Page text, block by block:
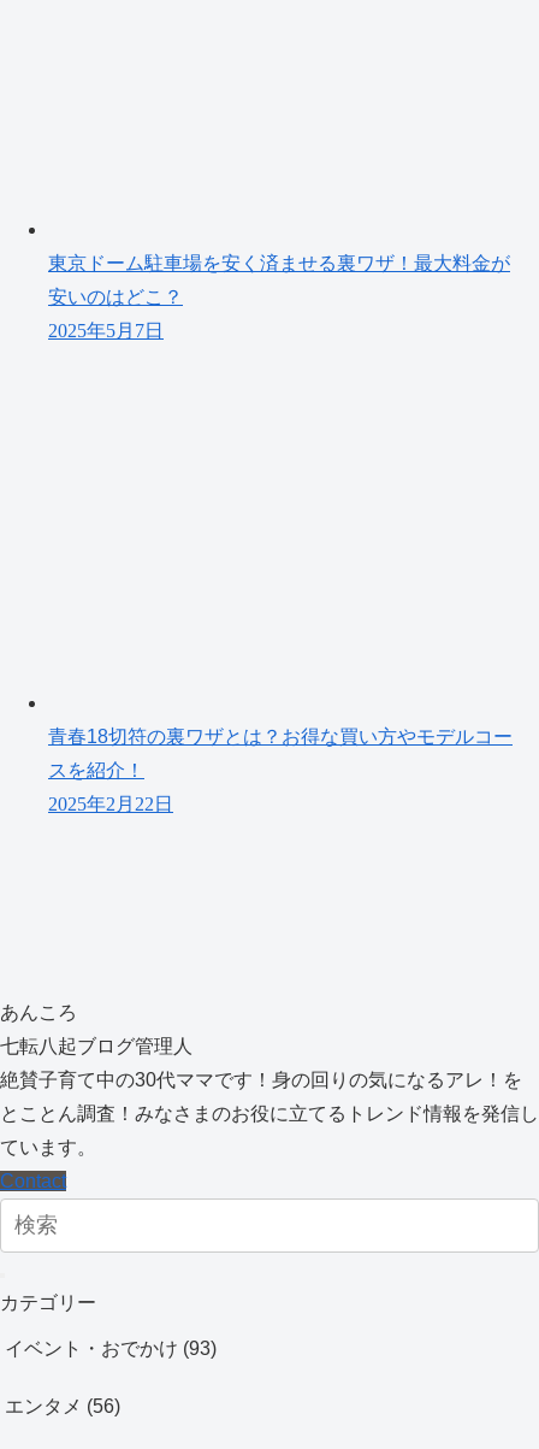
東京ドーム駐車場を安く済ませる裏ワザ！最大料金が
安いのはどこ？
2025年5月7日
青春18切符の裏ワザとは？お得な買い方やモデルコー
スを紹介！
2025年2月22日
あんころ
七転八起ブログ管理人
絶賛子育て中の30代ママです！身の回りの気になるアレ！を
とことん調査！みなさまのお役に立てるトレンド情報を発信し
ています。
Contact
カテゴリー
イベント・おでかけ (93)
エンタメ (56)